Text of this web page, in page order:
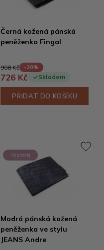
Černá kožená pánská
peněženka Fingal
908 Kč -20%
726 Kč Skladem
PŘIDAT DO KOŠÍKU
Výprodej
Modrá pánská kožená
peněženka ve stylu
JEANS Andre